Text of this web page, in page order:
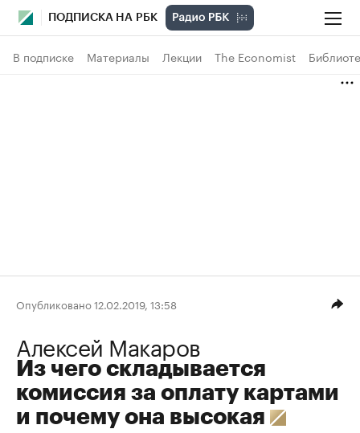
ПОДПИСКА НА РБК
В подписке Материалы Лекции The Economist
Опубликовано 12.02.2019, 13:58
Алексей Макаров
Из чего складывается
комиссия за оплату картами
и почему она высокая